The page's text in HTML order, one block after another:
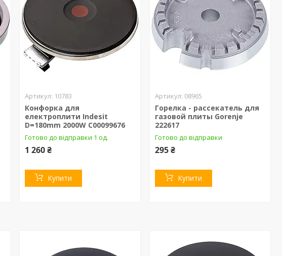
10783
Конфорка для
електроплити Indesit
D=180mm 2000W C00099676
Готово до відправки 1 од.
1 260 ₴
Купити
08965
Горелка - рассекатель для
газовой плиты Gorenje
222617
Готово до відправки
295 ₴
Купити